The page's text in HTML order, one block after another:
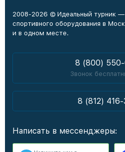
2008-2026 © Идеальный турник —
спортивного оборудования в
и в одном месте.
8 (800)
Звонок
8 (812)
Написать в мессенджеры: